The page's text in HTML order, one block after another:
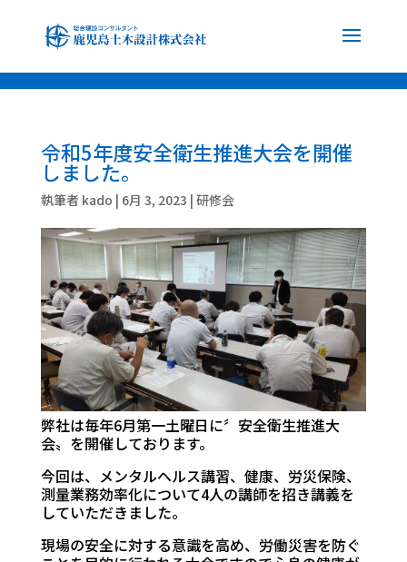
令和5年度安全衛生推進大会を開催
しました。
執筆者 kado | 6月 3, 2023 | 研修会
弊社は毎年6月第一土曜日に〞安全衛生推進大
会〟を開催しております。
今回は、メンタルヘルス講習、健康、労災保険、
測量業務効率化について4人の講師を招き講義を
していただきました。
現場の安全に対する意識を高め、労働災害を防ぐ